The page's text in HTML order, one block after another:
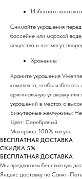
Избегайте
Снимайте украшения
бассейне или морской
вещества и пот могут
Хранение:
Храните украшения
комплекта, чтобы
оригинальную упаковку
украшений в местах с
Бижутерные жемчужины:
Цвет: Серебряный
Материал: 100% латунь
БЕСПЛАТНАЯ ДОСТАВКА
СКИДКА 5%
БЕСПЛАТНАЯ ДОСТАВКА
Мы предлагаем бесплатную
Яндекс доставку по Санкт-